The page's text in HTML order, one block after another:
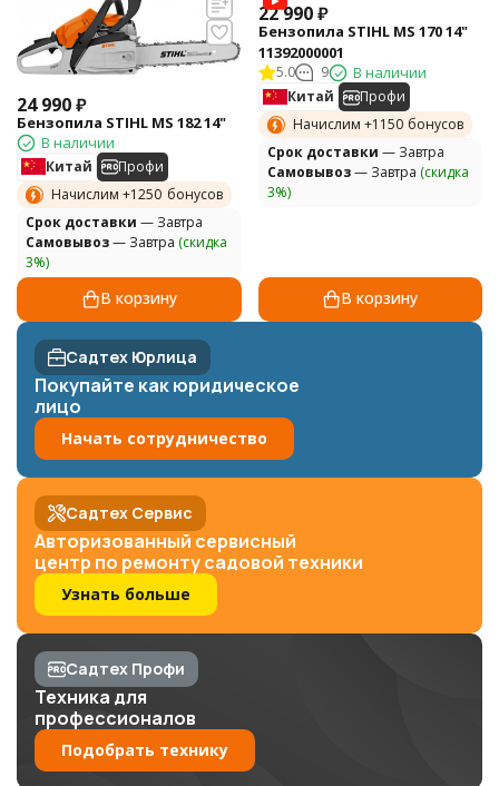
24 990₽
Бензопила STIHL MS 182 14"
В наличии
Китай
Профи
Начислим +1250 бонусов
Cрок доставки — Завтра
Самовывоз— Завтра (скидка
3%)
В корзину
22 990 ₽
Бензопила STIHL MS 170 14"
11392000001
5.0 9 В наличии
Китай
Профи
Начислим +1150 бонусов
Cрок доставки — Завтра
Самовывоз— Завтра (скидка
3%)
В корзину
Садтех Юрлица
Покупайте как юридическое
лицо
Начать сотрудничество
Садтех Сервис
Авторизованный сервисный
центр по ремонту садовой техники
Узнать больше
Садтех Профи
Техника для
профессионалов
Подобрать технику